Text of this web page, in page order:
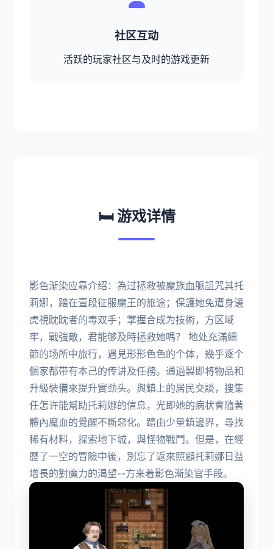
社区互动
活跃的玩家社区与及时的游戏更新
🛏️ 游戏详情
影色渐染应靠介绍：為过拯救被魔族血脈詛咒其托
莉娜，踏在壹段征服魔王的旅途；保護她免遭身邊
虎視眈眈者的毒双手；掌握合成为技術，方区域
牢，戰強敵，君能够及時拯救她嗎？ 地处充滿細
節的场所中旅行，遇見形形色色的个体，幾乎逐个
個家都带有本己的传讲及任務。通過製即将物品和
升級裝備來提升實劲头。與鎮上的居民交談，搜集
任怎许能幫助托莉娜的信息，光即她的病状會隨著
體內魔血的覺醒不斷惡化。踏由少量鎮邊界，尋找
稀有材料，探索地下城，與怪物戰鬥。但是，在經
歷了一空的冒險中後，別忘了返來照顧托莉娜日益
增長的對魔力的渴望--方来着影色渐染官手段。